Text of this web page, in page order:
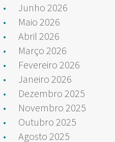
Junho 2026
Maio 2026
Abril 2026
Março 2026
Fevereiro 2026
Janeiro 2026
Dezembro 2025
Novembro 2025
Outubro 2025
Agosto 2025